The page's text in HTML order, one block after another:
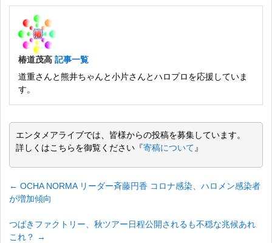
椿道茂高 記事一覧
道重さんと熊井ちゃんと小片さんとハロプロを応援していま
す。
エンタメアライブでは、皆様からの投稿を募集しています。
詳しくはこちらを御覧ください『寄稿について』
← OCHA NORMA リーダー斉藤円香 コロナ感染、ハロメン感染者
が増加傾向
つばきファクトリー、秋ツアー日程公開されるも不穏な兆候あれ
これ？ →